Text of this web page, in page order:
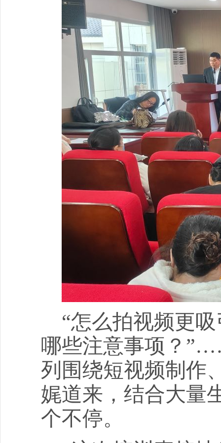
“怎么拍视频更
哪些注意事项？
列围绕短视频制作
娓道来，结合大量
个不停。